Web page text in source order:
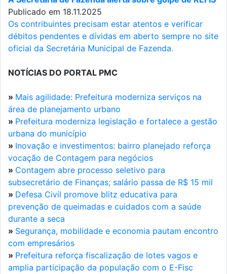
Publicado em 18.11.2025
Os contribuintes precisam estar atentos e verificar
débitos pendentes e dívidas em aberto sempre no site
oficial da Secretária Municipal de Fazenda.
NOTÍCIAS DO PORTAL PMC
» Mais agilidade: Prefeitura moderniza serviços na
área de planejamento urbano
» Prefeitura moderniza legislação e fortalece a gestão
urbana do município
» Inovação e investimentos: bairro planejado reforça
vocação de Contagem para negócios
» Contagem abre processo seletivo para
subsecretário de Finanças; salário passa de R$ 15 mil
» Defesa Civil promove blitz educativa para
prevenção de queimadas e cuidados com a saúde
durante a seca
» Segurança, mobilidade e economia pautam encontro
com empresários
» Prefeitura reforça fiscalização de lotes vagos e
amplia participação da população com o E-Fisc